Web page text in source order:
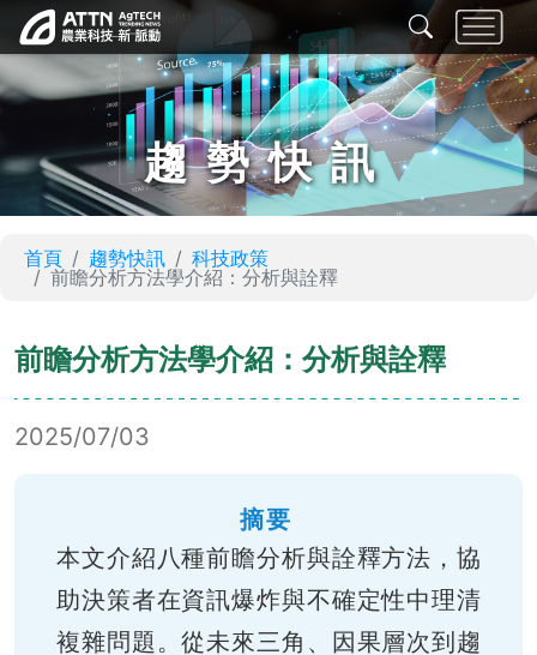
趨勢快訊
首頁 趨勢快訊
科技政策
前瞻分析方法學介紹：分析與詮釋
前瞻分析方法學介紹：分析與詮釋
2025/07/03
摘要
本文介紹八種前瞻分析與詮釋方法，協
助決策者在資訊爆炸與不確定性中理清
複雜問題。從未來三角、因果層次到趨